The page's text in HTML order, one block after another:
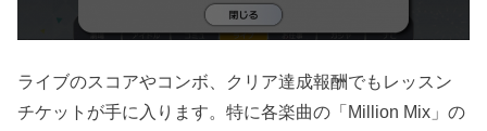
ライブのスコアやコンボ、クリア達成報酬でもレッスン
チケットが手に入ります。特に各楽曲の「Million Mix」の